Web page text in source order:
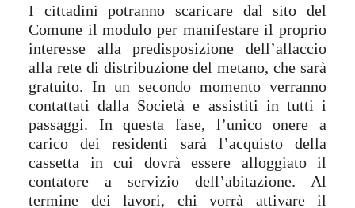
I cittadini potranno scaricare dal sito del
Comune il modulo per manifestare il proprio
interesse alla predisposizione dell’allaccio
alla rete di distribuzione del metano, che sarà
gratuito. In un secondo momento verranno
contattati dalla Società e assistiti in tutti i
passaggi. In questa fase, l’unico onere a
carico dei residenti sarà l’acquisto della
cassetta in cui dovrà essere alloggiato il
contatore a servizio dell’abitazione. Al
termine dei lavori, chi vorrà attivare il